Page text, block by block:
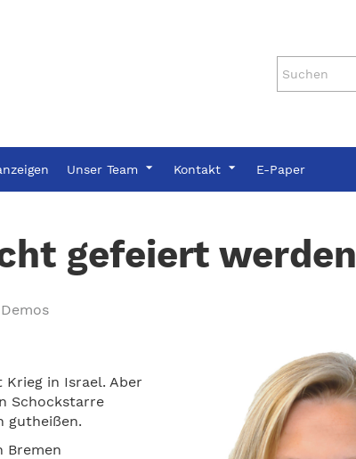
Unser Team Kontakt E-Paper
gefeiert werden
in Israel. Aber
Schockstarre
gutheißen.
Bremen